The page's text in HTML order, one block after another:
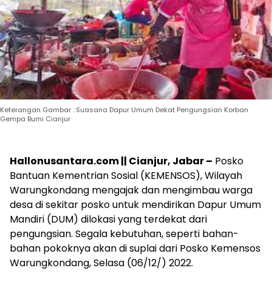
Keterangan Gambar : Suasana Dapur Umum Dekat Pengungsian Korban
Gempa Bumi Cianjur
Hallonusantara.com || Cianjur, Jabar – Posko
Bantuan Kementrian Sosial (KEMENSOS), Wilayah
Warungkondang mengajak dan mengimbau warga
desa di sekitar posko untuk mendirikan Dapur Umum
Mandiri (DUM) dilokasi yang terdekat dari
pengungsian. Segala kebutuhan, seperti bahan-
bahan pokoknya akan di suplai dari Posko Kemensos
Warungkondang, Selasa (06/12/) 2022.